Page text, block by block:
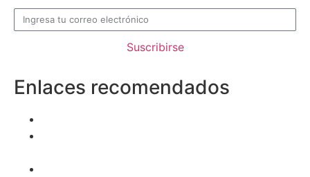
Suscribirse
Enlaces recomendados